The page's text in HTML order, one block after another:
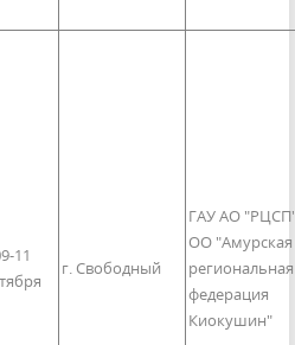
11
г. Свободный
ГАУ АО
ОО "Амурская
региональная
федерация
Киокушин"